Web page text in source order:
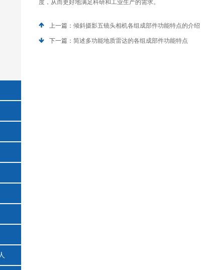
度，从而更好地满足科研和工业生产的需求。
上一篇： 倾斜摄影五镜头相机各组成部件功能特点的介绍
下一篇： 简述多功能地质雷达的各组成部件功能特点